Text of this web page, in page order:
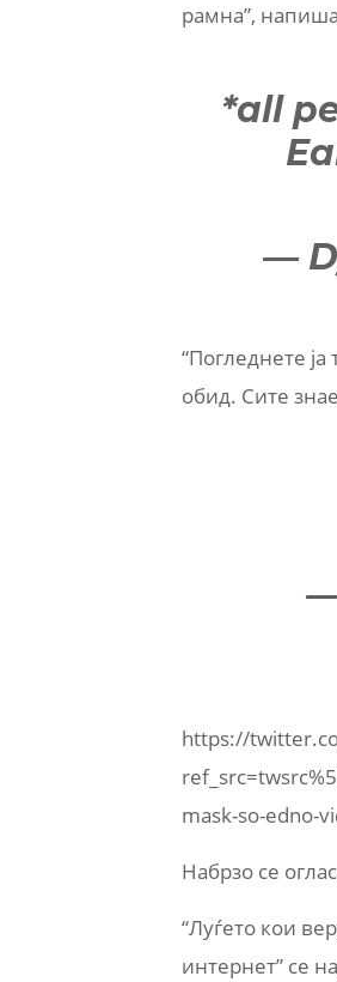
рамна”,
*all
—
“Погледнете
обид. Сите
https://
mask-so-edno-
Набрзо се
“Луѓето кои
интернет” се